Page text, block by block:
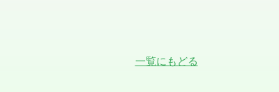
一覧にもどる